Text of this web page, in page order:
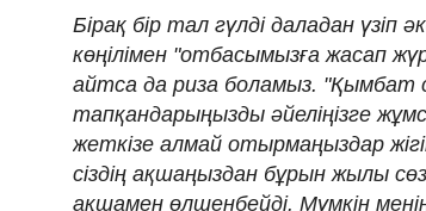
Бірақ бір тал гүлді даладан үзіп
көңілімен "отбасымызға жасап
айтса да риза боламыз. "Қымбат
тапқандарыңызды әйеліңізге
жеткізе алмай отырмаңыздар
сіздің ақшаңыздан бұрын жылы
ақшамен өлшенбейді. Мүмкін